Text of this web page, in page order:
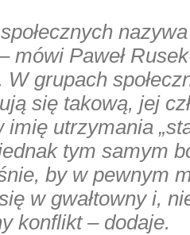
mówi Paweł
W grupach
się takową, jej
utrzymania
tym samym
by w pewnym
w gwałtowny i,
konflikt – dodaje.